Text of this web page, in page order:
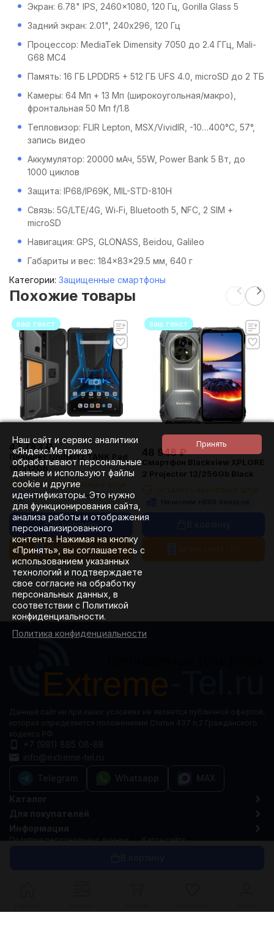
Экран: 6.78" IPS, 2460x1080, 120 Гц, Gorilla Glass 5
Задний экран: 2.01", 240x296, 120 Гц
Процессор: MediaTek Dimensity 7050 до 2.4 ГГц, Mali-
G68 MC4
Память: 16 ГБ LPDDR5 + 512 ГБ UFS 4.0, microSD до 2 ТБ
Камеры: 64 Мп + 13 Мп (широкоугольная/макро),
фронтальная 50 Мп f/1.8
Тепловизор: FLIR Lepton, MSX/VividIR, -10…400°C, 57°,
запись видео
Аккумулятор: 20000 мАч, 55W, Power Bank 5 Вт, до
1000 циклов
Защита: IP68/IP69K, MIL-STD-810H
Связь: 5G/LTE/4G, Wi‑Fi, Bluetooth 5, NFC, 2 SIM +
microSD
Навигация: GPS, GLONASS, Beidou, Galileo
Габариты и вес: 184×83×29.5 мм, 640 г
Категории: Защищенные смартфоны
Похожие товары
ваш текст
47 783 ₽
Планшет Unihertz TANK Pad
16/512Gb
Осталось несколько штук
Начислим +683 бонусов
В корзину
Запрос счета / КП
ваш текст
48 948 ₽
Смартфон Blackview XPLORE
2 Projector 12/256Gb Black
Осталось несколько штук
Начислим + бонусов
Наш сайт и сервис аналитики
«Яндекс.Метрика»
обрабатывают персональные
данные и используют файлы
cookie и другие
идентификаторы. Это нужно
для функционирования сайта,
анализа работы и отображения
персонализированного
контента. Нажимая на кнопку
«Принять», вы соглашаетесь с
использованием указанных
технологий и подтверждаете
свое согласие на обработку
персональных данных, в
соответствии с Политикой
конфиденциальности.
Политика конфиденциальности